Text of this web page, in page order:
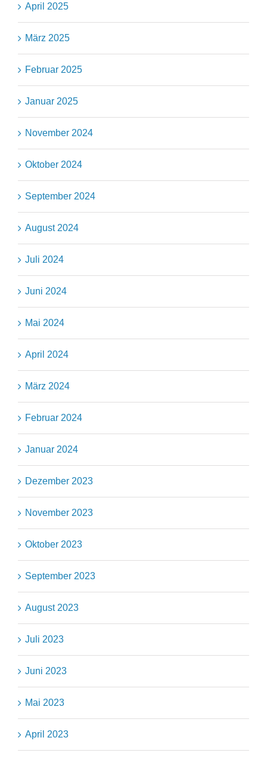
April 2025
März 2025
Februar 2025
Januar 2025
November 2024
Oktober 2024
September 2024
August 2024
Juli 2024
Juni 2024
Mai 2024
April 2024
März 2024
Februar 2024
Januar 2024
Dezember 2023
November 2023
Oktober 2023
September 2023
August 2023
Juli 2023
Juni 2023
Mai 2023
April 2023